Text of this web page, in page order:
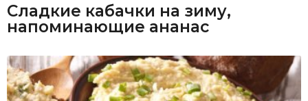
Сладкие кабачки на зиму,
напоминающие ананас